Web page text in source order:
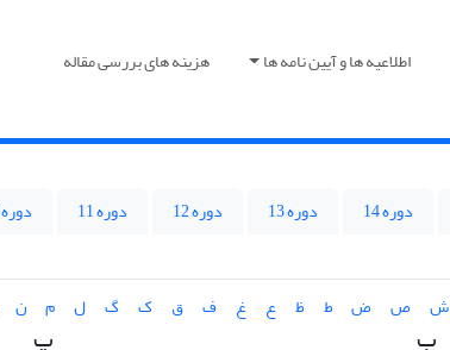
اطلاعیه ها و آیین نامه ها هزینه های بررسی مقاله
دوره 14 دوره 13 دوره 12 دوره 11 دوره 10
ش ص ض ط ظ ع غ ف ق ک گ ل م ن
ب پ